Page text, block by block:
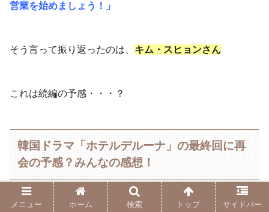
営業を始めましょう！」
そう言って振り返ったのは、 キム・スヒョンさん
これは続編の予感・・・？
韓国ドラマ「ホテルデルーナ」の最終回に再
会の予感？みんなの感想！
メニュー ホーム 検索 トップ サイドバー